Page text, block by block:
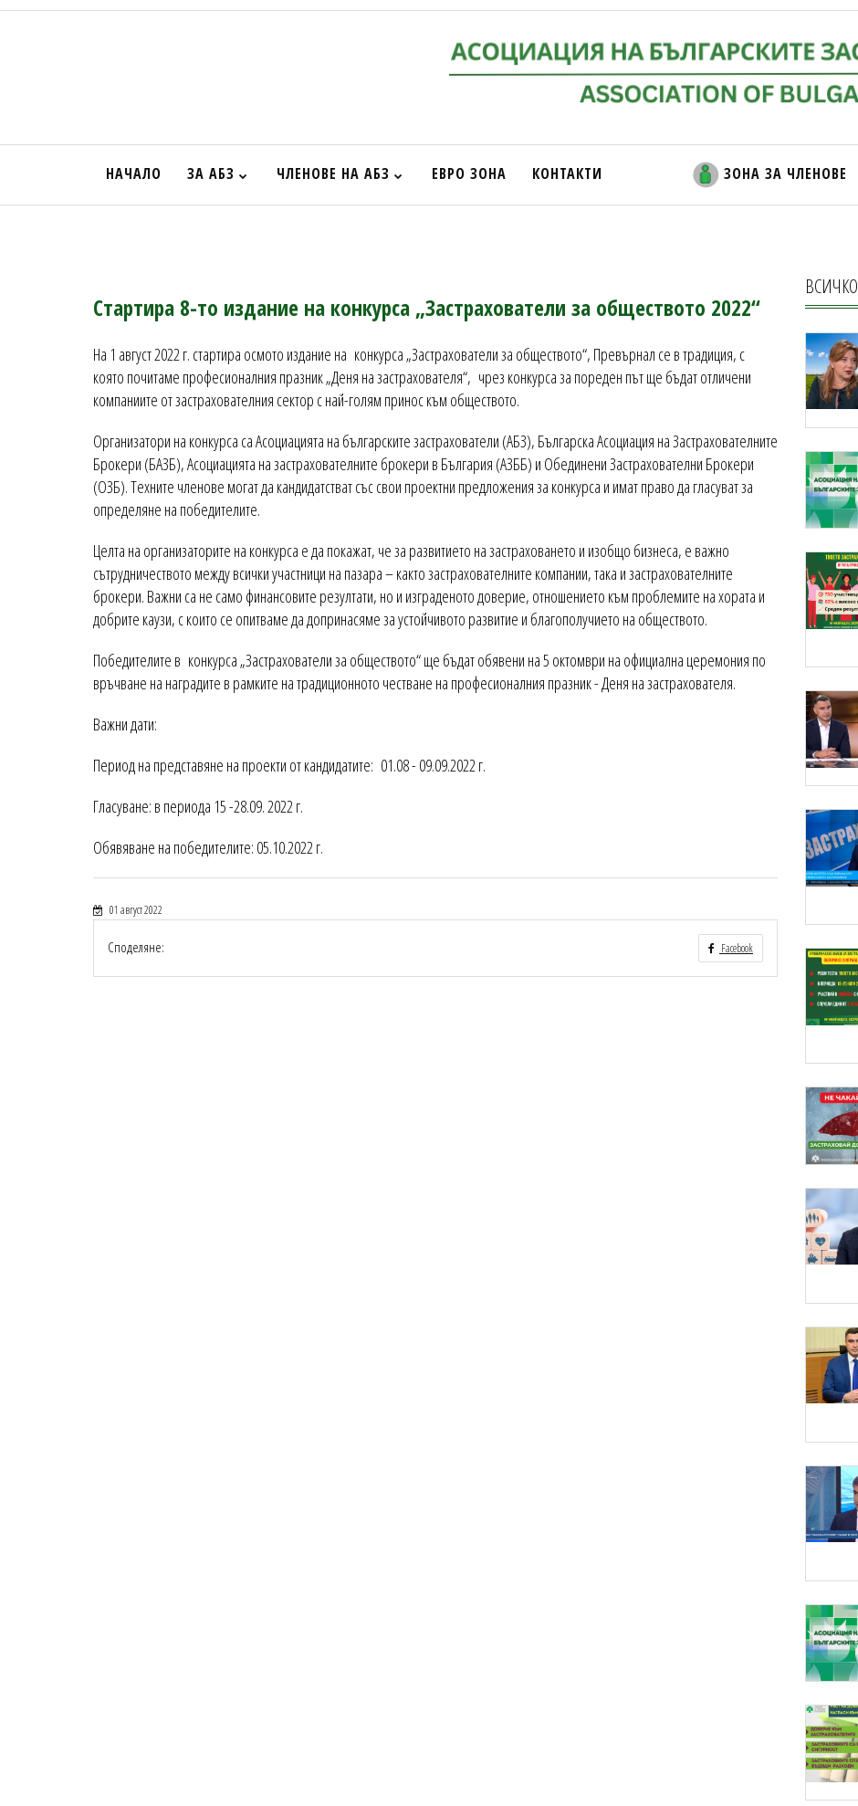
НАЧАЛО ЗА АБЗ ЧЛЕНОВЕ НА АБЗ ЕВРО ЗОНА КОНТАКТИ ЗОНА ЗА ЧЛЕНОВЕ
Стартира 8-то издание на конкурса „Застрахователи за обществото 2022“
На 1 август 2022 г. стартира осмото издание на конкурса „Застрахователи за обществото“, Превърнал се в традиция, с
която почитаме професионалния празник „Деня на застрахователя“, чрез конкурса за пореден път ще бъдат отличени
компаниите от застрахователния сектор с най-голям принос към обществото.
Организатори на конкурса са Асоциацията на българските застрахователи (АБЗ), Българска Асоциация на Застрахователните
Брокери (БАЗБ), Асоциацията на застрахователните брокери в България (АЗББ) и Обединени Застрахователни Брокери
(ОЗБ). Техните членове могат да кандидатстват със свои проектни предложения за конкурса и имат право да гласуват за
определяне на победителите.
Целта на организаторите на конкурса е да покажат, че за развитието на застраховането и изобщо бизнеса, е важно
сътрудничеството между всички участници на пазара – както застрахователните компании, така и застрахователните
брокери. Важни са не само финансовите резултати, но и изграденото доверие, отношението към проблемите на хората и
добрите каузи, с които се опитваме да допринасяме за устойчивото развитие и благополучието на обществото.
Победителите в конкурса „Застрахователи за обществото“ ще бъдат обявени на 5 октомври на официална церемония по
връчване на наградите в рамките на традиционното честване на професионалния празник - Деня на застрахователя.
Важни дати:
Период на представяне на проекти от кандидатите: 01.08 - 09.09.2022 г.
Гласуване: в периода 15 -28.09. 2022 г.
Обявяване на победителите: 05.10.2022 г.
01 август 2022
Споделяне: Facebook
ВСИЧКО